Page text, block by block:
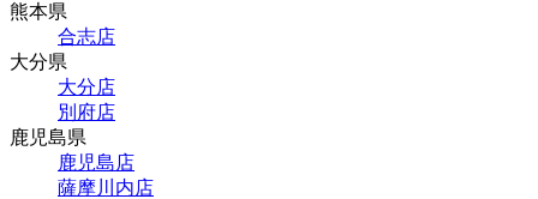
熊本県
合志店
大分県
大分店
別府店
鹿児島県
鹿児島店
薩摩川内店